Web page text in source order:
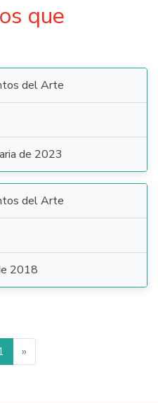
que
del Arte
de 2023
del Arte
2018
»